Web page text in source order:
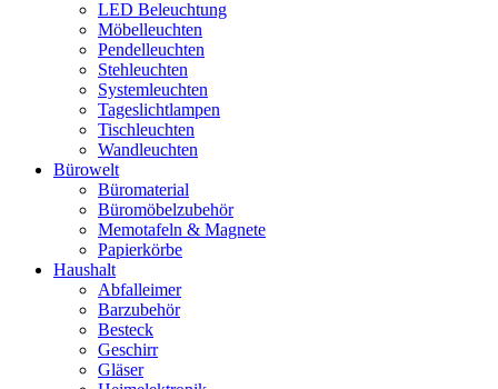
LED Beleuchtung
Möbelleuchten
Pendelleuchten
Stehleuchten
Systemleuchten
Tageslichtlampen
Tischleuchten
Wandleuchten
Bürowelt
Büromaterial
Büromöbelzubehör
Memotafeln & Magnete
Papierkörbe
Haushalt
Abfalleimer
Barzubehör
Besteck
Geschirr
Gläser